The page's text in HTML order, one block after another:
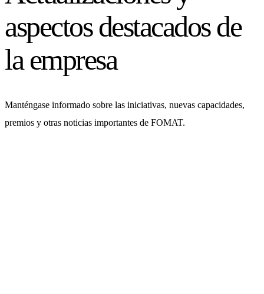
aspectos destacados de
la empresa
Manténgase informado sobre las iniciativas, nuevas capacidades,
premios y otras noticias importantes de FOMAT.